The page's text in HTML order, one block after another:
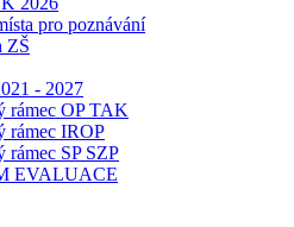
pro poznávání
ZŠ
- 2027
rámec OP TAK
rámec IROP
rámec SP SZP
EVALUACE